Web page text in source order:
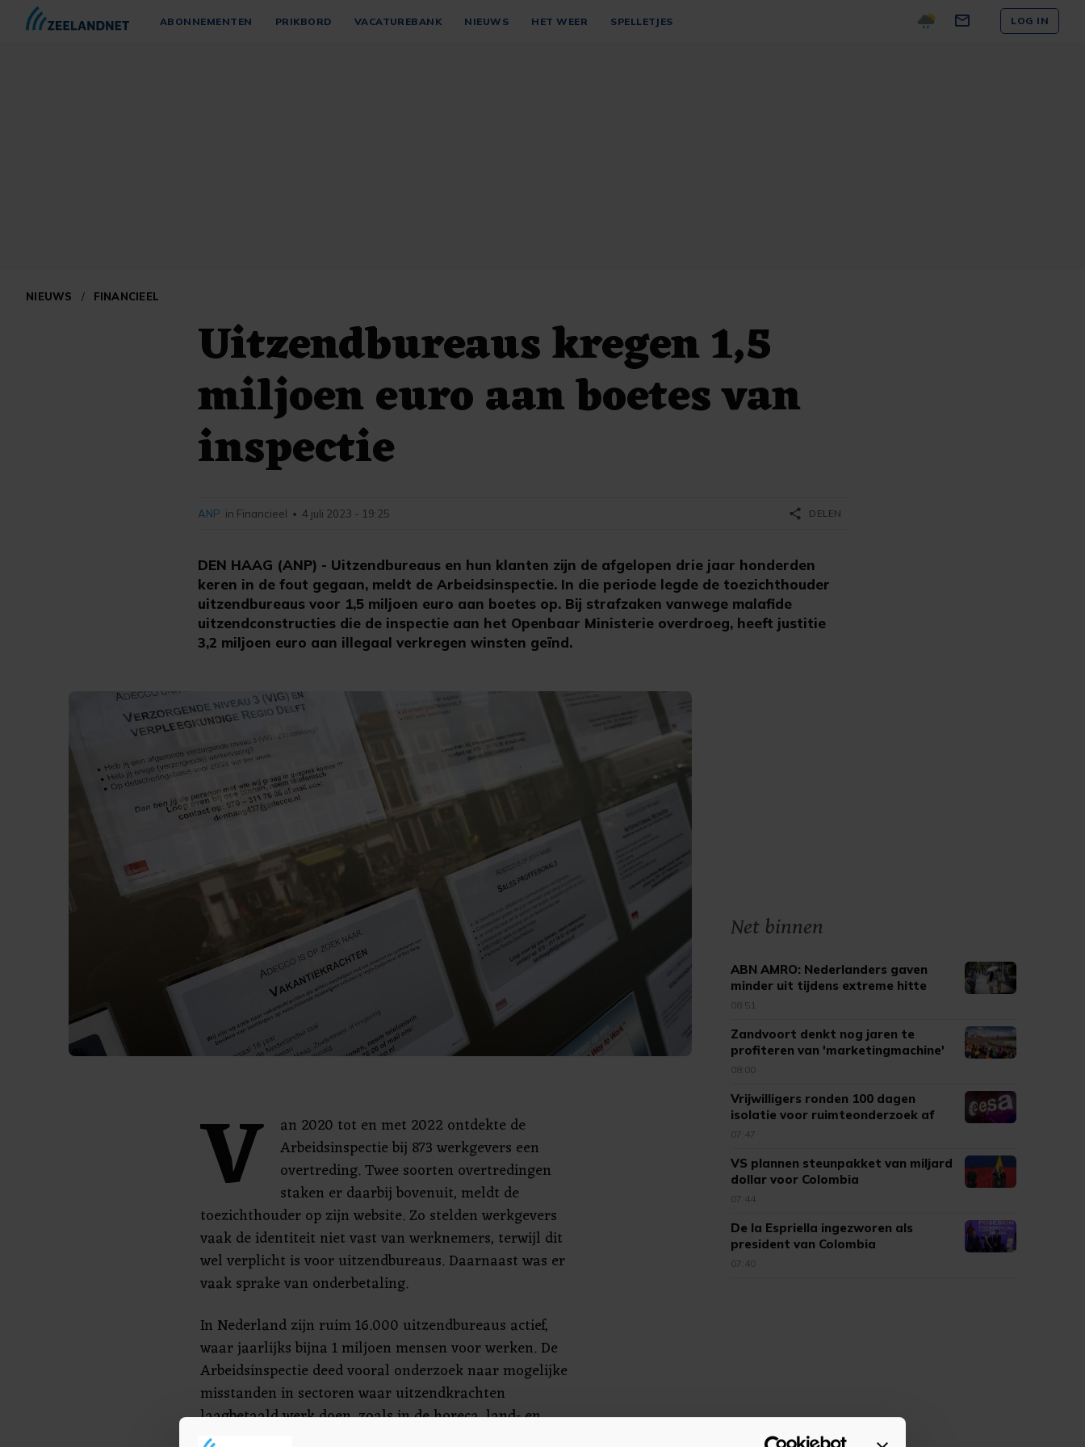
ABONNEMENTEN PRIKBORD VACATUREBANK NIEUWS HET WEER SPELLETJES LOG IN
NIEUWS / FINANCIEEL
Uitzendbureaus kregen 1,5
miljoen euro aan boetes van
inspectie
DEN HAAG (ANP) - Uitzendbureaus en hun klanten zijn de afgelopen drie jaar honderden
keren in de fout gegaan, meldt de Arbeidsinspectie. In die periode legde de toezichthouder
uitzendbureaus voor 1,5 miljoen euro aan boetes op. Bij strafzaken vanwege malafide
uitzendconstructies die de inspectie aan het Openbaar Ministerie overdroeg, heeft justitie
3,2 miljoen euro aan illegaal verkregen winsten geïnd.
ANP in Financieel • 4 juli 2023 - 19:25 share DELEN
V
an 2020 tot en met 2022 ontdekte de
Arbeidsinspectie bij 873 werkgevers een
overtreding. Twee soorten overtredingen
staken er daarbij bovenuit, meldt de
toezichthouder op zijn website. Zo stelden werkgevers
vaak de identiteit niet vast van werknemers, terwijl dit
wel verplicht is voor uitzendbureaus. Daarnaast was er
vaak sprake van onderbetaling.
In Nederland zijn ruim 16.000 uitzendbureaus actief,
waar jaarlijks bijna 1 miljoen mensen voor werken. De
Arbeidsinspectie deed vooral onderzoek naar mogelijke
misstanden in sectoren waar uitzendkrachten
laagbetaald werk doen, zoals in de horeca, land- en
tuinbouw, industrie, de bouw en logistiek. Daar zijn
Net binnen
ABN AMRO: Nederlanders gaven
minder uit tijdens extreme hitte
08:51
Zandvoort denkt nog jaren te
profiteren van 'marketingmachine'
F1
08:00
Vrijwilligers ronden 100 dagen
isolatie voor ruimteonderzoek af
07:47
VS plannen steunpakket van miljard
dollar voor Colombia
07:44
De la Espriella ingezworen als
president van Colombia
07:40